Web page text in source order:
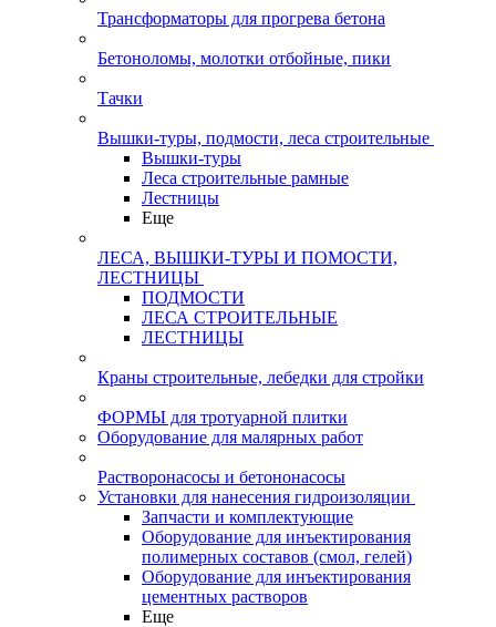
Трансформаторы для прогрева бетона
Бетоноломы, молотки отбойные, пики
Тачки
Вышки-туры, подмости, леса строительные
Вышки-туры
Леса строительные рамные
Лестницы
Еще
ЛЕСА, ВЫШКИ-ТУРЫ И ПОМОСТИ,
ЛЕСТНИЦЫ
ПОДМОСТИ
ЛЕСА СТРОИТЕЛЬНЫЕ
ЛЕСТНИЦЫ
Краны строительные, лебедки для стройки
ФОРМЫ для тротуарной плитки
Оборудование для малярных работ
Растворонасосы и бетононасосы
Установки для нанесения гидроизоляции
Запчасти и комплектующие
Оборудование для инъектирования
полимерных составов (смол, гелей)
Оборудование для инъектирования
цементных растворов
Еще